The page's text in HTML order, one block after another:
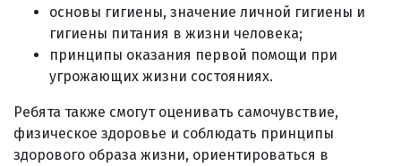
основы гигиены, значение личной гигиены и
гигиены питания в жизни человека;
принципы оказания первой помощи при
угрожающих жизни состояниях.
Ребята также смогут оценивать самочувствие,
физическое здоровье и соблюдать принципы
здорового образа жизни, ориентироваться в